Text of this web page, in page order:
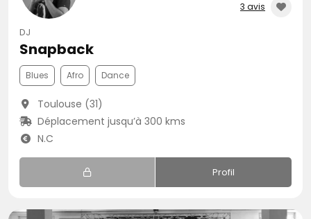
3 avis
DJ
Snapback
Blues Afro Dance
Toulouse (31)
Déplacement jusqu’à 300 kms
N.C
Profil